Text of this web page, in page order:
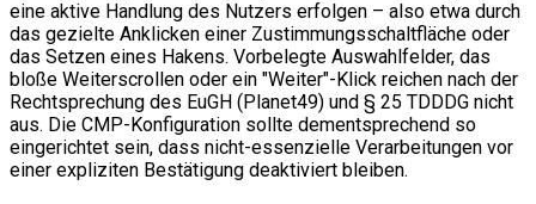
eine aktive Handlung des Nutzers erfolgen – also etwa durch
das gezielte Anklicken einer Zustimmungsschaltfläche oder
das Setzen eines Hakens. Vorbelegte Auswahlfelder, das
bloße Weiterscrollen oder ein "Weiter"-Klick reichen nach der
Rechtsprechung des EuGH (Planet49) und § 25 TDDDG nicht
aus. Die CMP-Konfiguration sollte dementsprechend so
eingerichtet sein, dass nicht-essenzielle Verarbeitungen vor
einer expliziten Bestätigung deaktiviert bleiben.